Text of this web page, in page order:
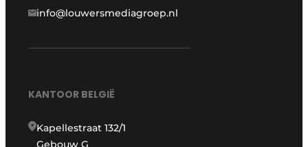
info@louwersmediagroep.nl
KANTOOR BELGIË
Kapellestraat 132/1